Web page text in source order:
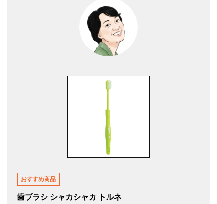
おすすめ商品
歯ブラシ シャカシャカ トルネ